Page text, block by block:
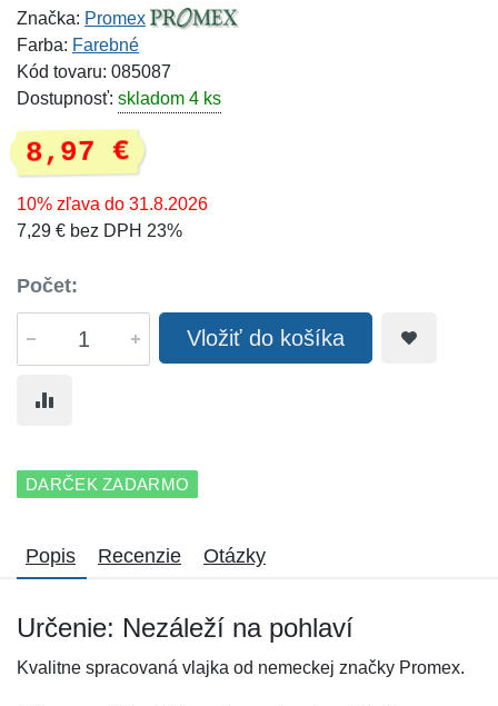
Značka: Promex
Farba: Farebné
Kód tovaru: 085087
Dostupnosť: skladom 4 ks
8,97 €
10% zľava do 31.8.2026
7,29 € bez DPH 23%
Počet:
Vložiť do košíka
DARČEK ZADARMO
Popis Recenzie Otázky
Určenie: Nezáleží na pohlaví
Kvalitne spracovaná vlajka od nemeckej značky Promex.